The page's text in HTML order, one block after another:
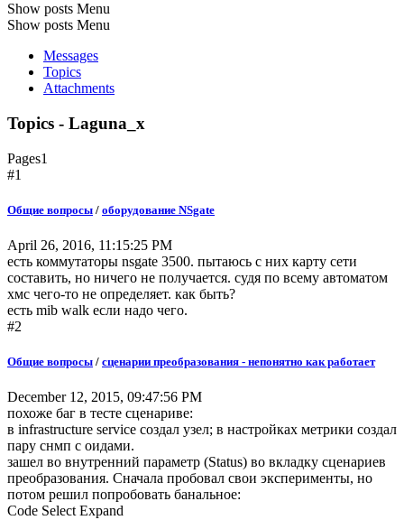
Show posts Menu
Show posts Menu
Messages
Topics
Attachments
Topics - Laguna_x
Pages1
#1
Общие вопросы / оборудование NSgate
April 26, 2016, 11:15:25 PM
есть коммутаторы nsgate 3500. пытаюсь с них карту сети
составить, но ничего не получается. судя по всему автоматом
хмс чего-то не определяет. как быть?
есть mib walk если надо чего.
#2
Общие вопросы / сценарии преобразования - непонятно как работает
December 12, 2015, 09:47:56 PM
похоже баг в тесте сценариве:
в infrastructure service создал узел; в настройках метрики создал
пару снмп с оидами.
зашел во внутренний параметр (Status) во вкладку сценариев
преобразования. Сначала пробовал свои эксперименты, но
потом решил попробовать банальное:
Code Select Expand